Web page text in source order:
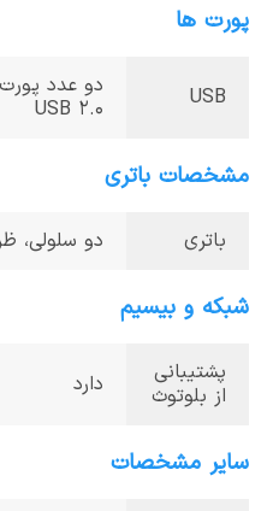
پورت ها
USB
USB 2.0
مشخصات باتری
باتری دو سلولی، ظرفیت 36
شبکه و بیسیم
پشتیبانی
از بلوتوث
دارد
سایر مشخصات